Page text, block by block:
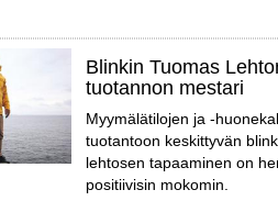
Blinkin Tuomas
tuotannon mestari
Myymälätilojen ja -
tuotantoon keskittyvän
lehtosen tapaaminen on
positiivisin mokomin.